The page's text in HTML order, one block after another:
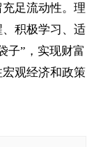
足流动性。理
积极学习、适
子”，实现财富
观经济和政策